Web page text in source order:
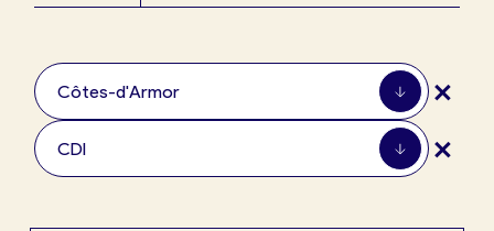
ma
Côtes-d'Armor +
CDI +